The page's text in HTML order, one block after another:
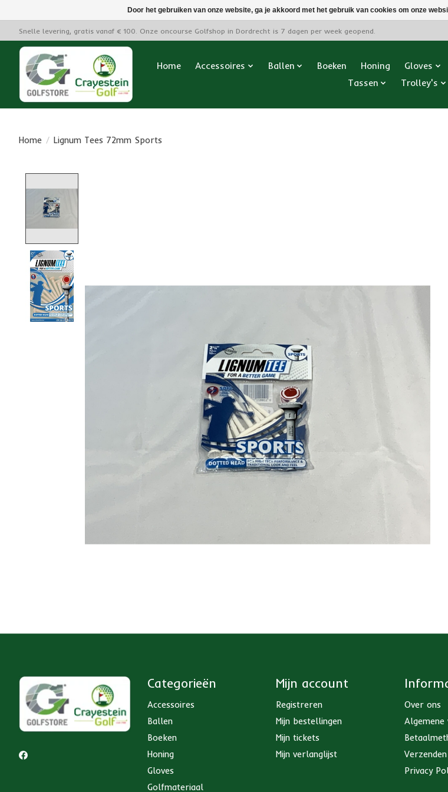
Snelle levering, gratis vanaf € 100. Onze oncourse Golfshop in Dordrecht is 7 dagen per week geopend.
Home Accessoires Ballen Boeken Honing Gloves
Tassen
Trolley's
Home / Lignum Tees 72mm Sports
Categorieën
Accessoires
Ballen
Boeken
Honing
Gloves
Golfmateriaal
Mijn account
Registreren
Mijn bestellingen
Mijn tickets
Mijn verlanglijst
Over ons
Privacy
Door het gebruiken van onze website, ga je akkoord met het gebruik van cookies om onze